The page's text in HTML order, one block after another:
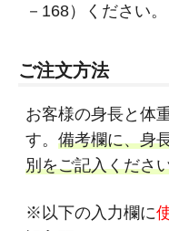
－168）ください。
ご注文方法
お客様の身長と体
す。 備考欄に、身
別をご記入くださ
※以下の入力欄に